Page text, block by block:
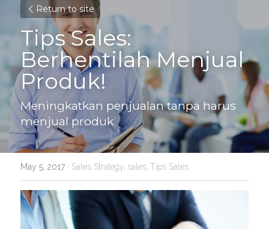
Return to site
Tips Sales:
Berhentilah Menjual
Produk!
Meningkatkan penjualan tanpa harus
menjual produk
May 5, 2017 · Sales Strategy, sales, Tips Sales